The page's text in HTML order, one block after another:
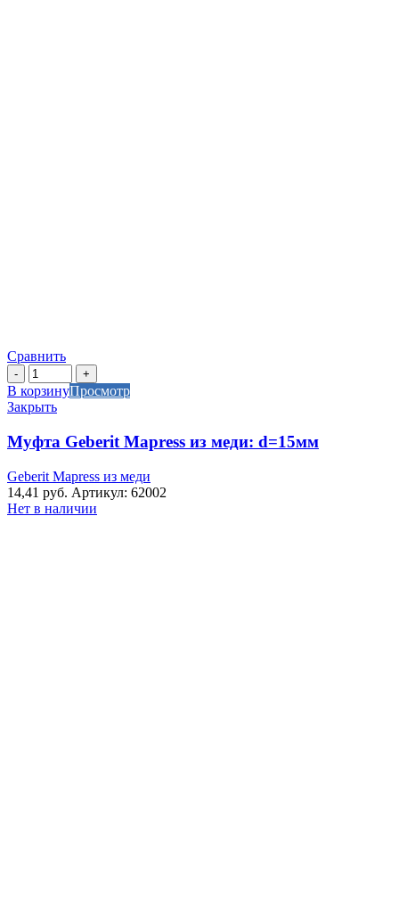
Сравнить
Количество
товара
Муфта
Geberit
Mapress
из
d=15мм
В корзинуПросмотр
Закрыть
Муфта Geberit Mapress из меди: d=15мм
Geberit Mapress из меди
14,41 руб. Артикул: 62002
Нет в наличии